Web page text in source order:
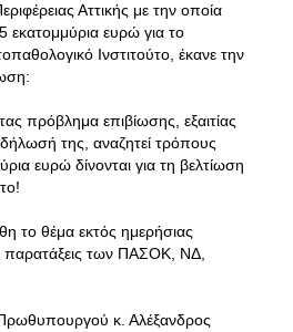
Αττικής με την οποία
εκατομμύρια ευρώ για το
Ινστιτούτο, έκανε την
πρόβλημα επιβίωσης, εξαιτίας
της, αναζητεί τρόπους
ευρώ δίνονται για τη βελτίωση
το θέμα εκτός ημερήσιας
παρατάξεις των ΠΑΣΟΚ, ΝΔ,
κ. Αλέξανδρος